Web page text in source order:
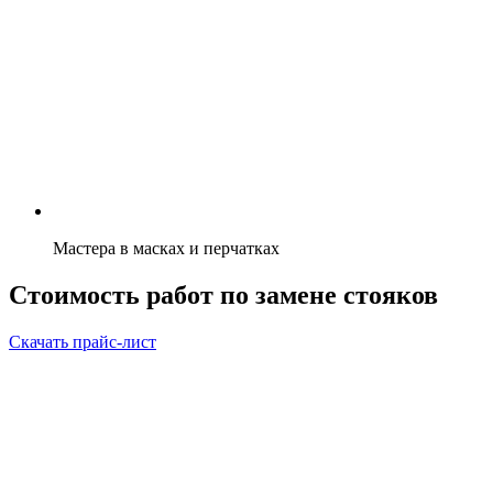
Мастера в масках и перчатках
Стоимость работ по замене стояков
Скачать прайс-лист